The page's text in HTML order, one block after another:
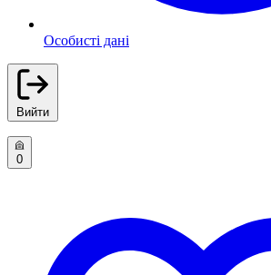
Особисті дані
Вийти
0